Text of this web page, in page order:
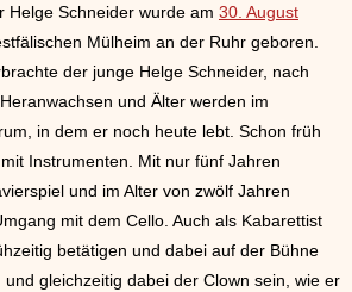
Helge Schneider wurde am 30. August
Mülheim an der Ruhr geboren.
der junge Helge Schneider, nach
und Älter werden im
in dem er noch heute lebt. Schon früh
Instrumenten. Mit nur fünf Jahren
und im Alter von zwölf Jahren
mit dem Cello. Auch als Kabarettist
betätigen und dabei auf der Bühne
gleichzeitig dabei der Clown sein, wie er